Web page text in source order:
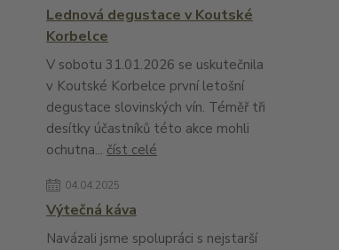
Lednová degustace v Koutské
Korbelce
V sobotu 31.01.2026 se uskutečnila
v Koutské Korbelce první letošní
degustace slovinských vín. Téměř tři
desítky účastníků této akce mohli
ochutna... číst celé
04.04.2025
Výtečná káva
Navázali jsme spolupráci s nejstarší